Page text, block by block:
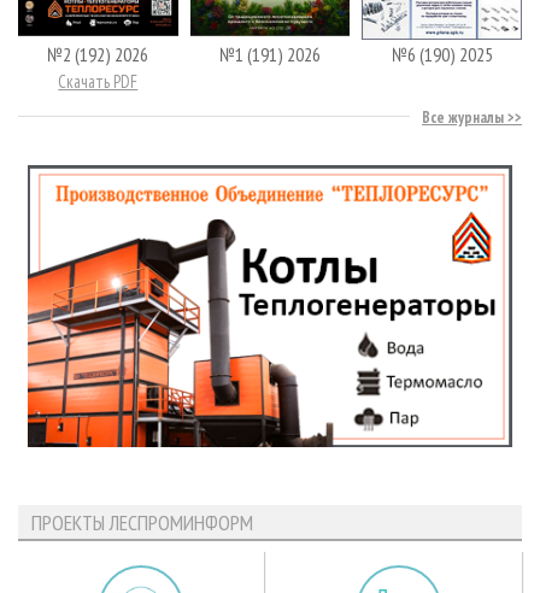
№2 (192) 2026
Скачать PDF
№1 (191) 2026 №6 (190) 2025
Все журналы
ПРОЕКТЫ ЛЕСПРОМИНФОРМ